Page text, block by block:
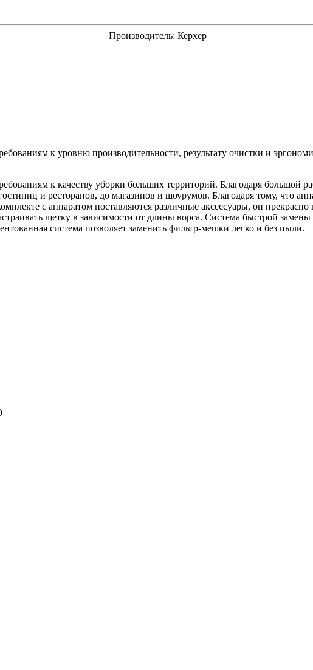
Производитель: Керхер
к уровню производительности, результату очистки и
к качеству уборки больших территорий. Благодаря большой
и ресторанов, до магазинов и шоурумов. Благодаря тому, что
с аппаратом поставляются различные аксессуары, он
щетку в зависимости от длины ворса. Система быстрой замены
система позволяет заменить фильтр-мешки легко и без пыли.